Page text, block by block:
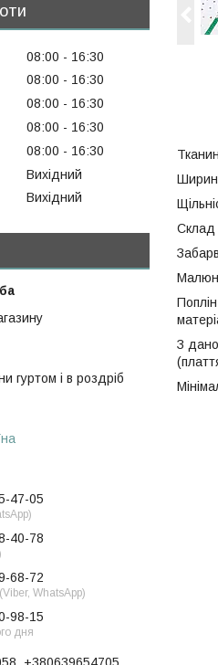
Склад
З
08:00
16:30
08:00
16:30
08:00
16:30
08:00
16:30
08:00
16:30
Вихідний
Вихідний
гуртом і в роздріб
47-05
40-78
68-72
WhatsApp)
98-15
дня